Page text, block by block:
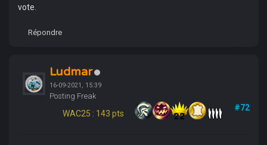
vote.
Répondre
Ludmar
16-09-2021, 15:39
Posting Freak
WAC25 : 143 pts
#72